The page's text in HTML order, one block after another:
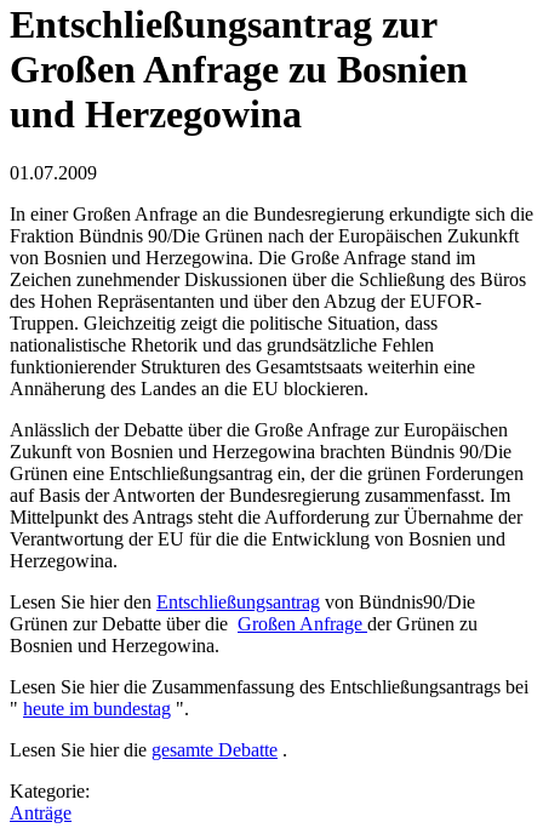
Entschließungsantrag zur
Großen Anfrage zu Bosnien
und Herzegowina
01.07.2009
In einer Großen Anfrage an die Bundesregierung erkundigte sich die
Fraktion Bündnis 90/Die Grünen nach der Europäischen Zukunkft
von Bosnien und Herzegowina. Die Große Anfrage stand im
Zeichen zunehmender Diskussionen über die Schließung des Büros
des Hohen Repräsentanten und über den Abzug der EUFOR-
Truppen. Gleichzeitig zeigt die politische Situation, dass
nationalistische Rhetorik und das grundsätzliche Fehlen
funktionierender Strukturen des Gesamtstsaats weiterhin eine
Annäherung des Landes an die EU blockieren.
Anlässlich der Debatte über die Große Anfrage zur Europäischen
Zukunft von Bosnien und Herzegowina brachten Bündnis 90/Die
Grünen eine Entschließungsantrag ein, der die grünen Forderungen
auf Basis der Antworten der Bundesregierung zusammenfasst. Im
Mittelpunkt des Antrags steht die Aufforderung zur Übernahme der
Verantwortung der EU für die die Entwicklung von Bosnien und
Herzegowina.
Lesen Sie hier den Entschließungsantrag von Bündnis90/Die
Grünen zur Debatte über die Großen Anfrage der Grünen zu
Bosnien und Herzegowina.
Lesen Sie hier die Zusammenfassung des Entschließungsantrags bei
" heute im bundestag ".
Lesen Sie hier die gesamte Debatte .
Kategorie:
Anträge